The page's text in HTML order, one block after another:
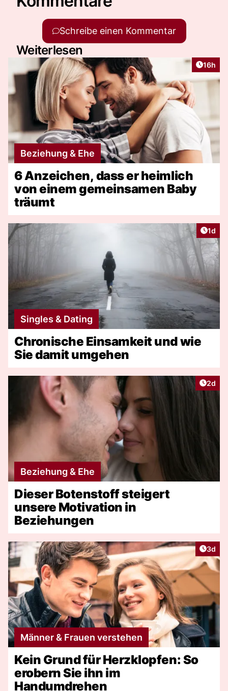
Schreibe einen Kommentar
Weiterlesen
Artikel
16h
Beziehung & Ehe
6 Anzeichen, dass er heimlich
von einem gemeinsamen Baby
träumt
1d
Singles & Dating
Chronische Einsamkeit und wie
Sie damit umgehen
2d
Beziehung & Ehe
Dieser Botenstoff steigert
unsere Motivation in
Beziehungen
3d
Männer & Frauen verstehen
Kein Grund für Herzklopfen: So
erobern Sie ihn im
Handumdrehen